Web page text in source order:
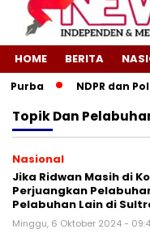
HOME BERITA
NDPR dan
TopikDan
Nasional
Jika Ridwan Masih di
Perjuangkan
Pelabuhan Lain di
Minggu, 6 Oktober 2024 -